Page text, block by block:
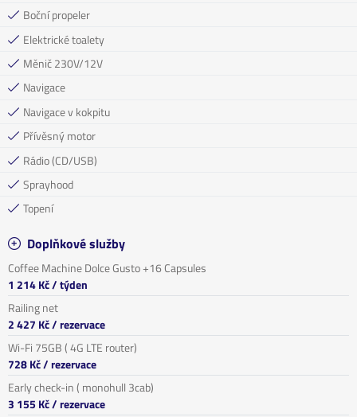
Boční propeler
Elektrické toalety
Měnič 230V/12V
Navigace
Navigace v kokpitu
Přívěsný motor
Rádio (CD/USB)
Sprayhood
Topení
Doplňkové služby
Coffee Machine Dolce Gusto +16 Capsules
1 214 Kč/ týden
Railing net
2 427 Kč/ rezervace
Wi-Fi 75GB ( 4G LTE router)
728 Kč/ rezervace
Early check-in ( monohull 3cab)
3 155 Kč/ rezervace